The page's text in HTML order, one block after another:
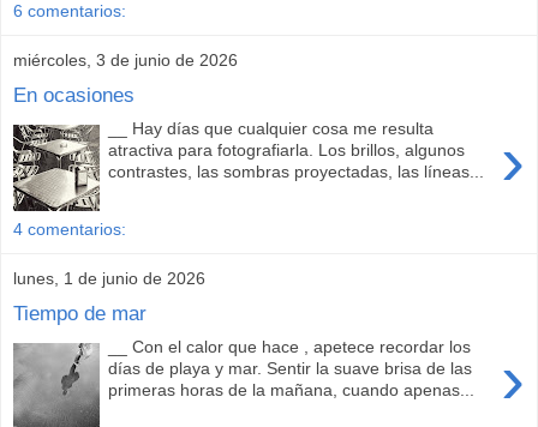
6 comentarios:
miércoles, 3 de junio de 2026
En ocasiones
›
__ Hay días que cualquier cosa me resulta
atractiva para fotografiarla. Los brillos, algunos
contrastes, las sombras proyectadas, las líneas...
4 comentarios:
lunes, 1 de junio de 2026
Tiempo de mar
›
__ Con el calor que hace , apetece recordar los
días de playa y mar. Sentir la suave brisa de las
primeras horas de la mañana, cuando apenas...